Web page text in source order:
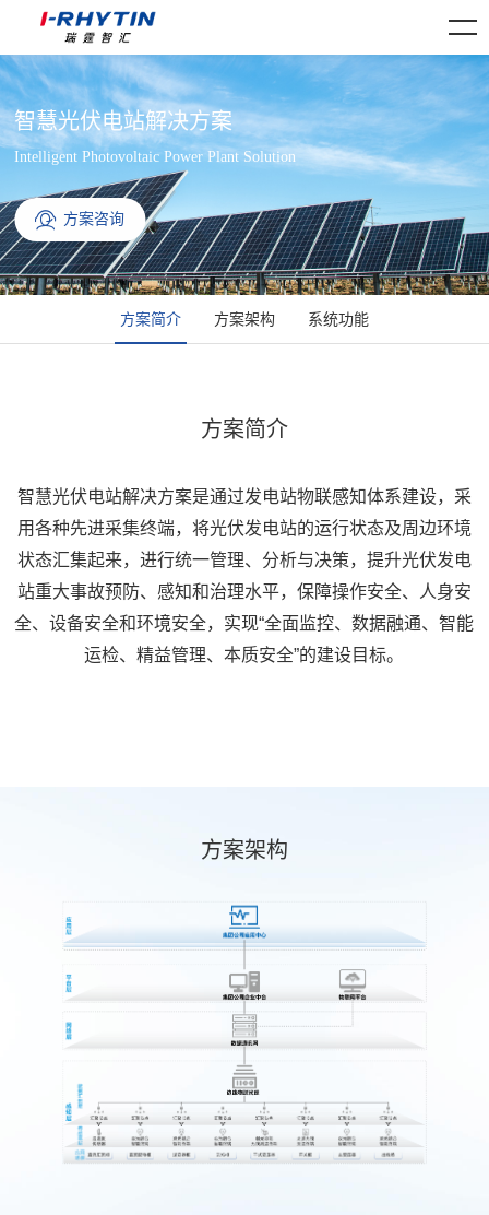
智慧光伏电站解决方案
Intelligent Photovoltaic Power Plant Solution
方案咨询
方案简介 方案架构 系统功能
方案简介
智慧光伏电站解决方案是通过发电站物联感知体系建设，采
用各种先进采集终端，将光伏发电站的运行状态及周边环境
状态汇集起来，进行统一管理、分析与决策，提升光伏发电
站重大事故预防、感知和治理水平，保障操作安全、人身安
全、设备安全和环境安全，实现“全面监控、数据融通、智能
运检、精益管理、本质安全”的建设目标。
方案架构